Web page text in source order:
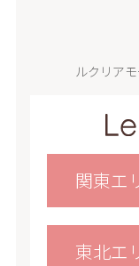
ルクリア
関東エ
東北エ